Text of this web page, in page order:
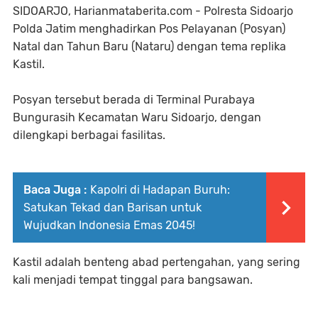
SIDOARJO, Harianmataberita.com - Polresta Sidoarjo
Polda Jatim menghadirkan Pos Pelayanan (Posyan)
Natal dan Tahun Baru (Nataru) dengan tema replika
Kastil.
Posyan tersebut berada di Terminal Purabaya
Bungurasih Kecamatan Waru Sidoarjo, dengan
dilengkapi berbagai fasilitas.
Baca Juga : Kapolri di Hadapan Buruh:
Satukan Tekad dan Barisan untuk
Wujudkan Indonesia Emas 2045!
Kastil adalah benteng abad pertengahan, yang sering
kali menjadi tempat tinggal para bangsawan.